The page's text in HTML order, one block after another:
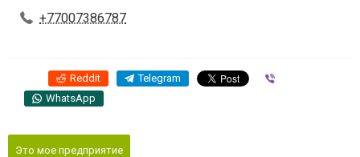
+77007386787
Reddit Telegram
WhatsApp
Это мое предприятие